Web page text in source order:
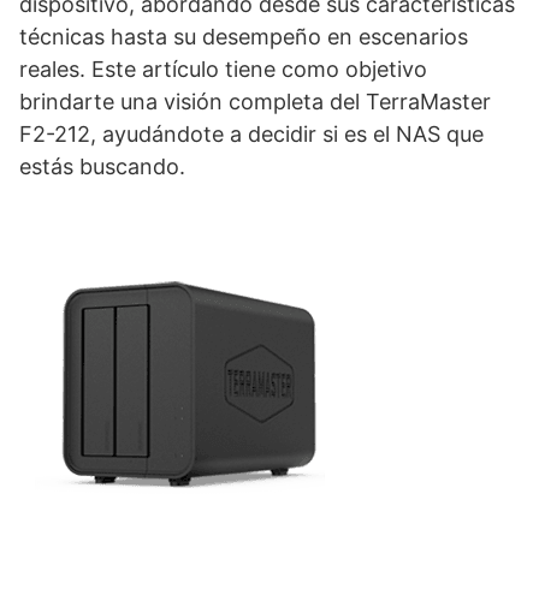
técnicas hasta su desempeño en escenarios
reales. Este artículo tiene como objetivo
brindarte una visión completa del TerraMaster
F2-212, ayudándote a decidir si es el NAS que
estás buscando.